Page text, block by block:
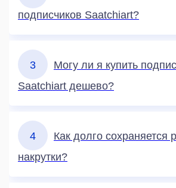
подписчиков Saatchiart?
3
Могу ли я купить
Saatchiart дешево?
4
Как долго сохраняется
накрутки?